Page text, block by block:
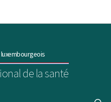
principal
de la santé